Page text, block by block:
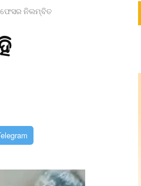
ନିଲମ୍ବିତ